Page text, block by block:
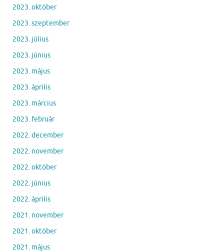
2023. október
2023. szeptember
2023. július
2023. június
2023. május
2023. április
2023. március
2023. február
2022. december
2022. november
2022. október
2022. június
2022. április
2021. november
2021. október
2021. május